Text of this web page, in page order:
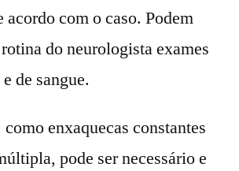
acordo com o caso. Podem
do neurologista exames
de sangue.
enxaquecas constantes
pode ser necessário e